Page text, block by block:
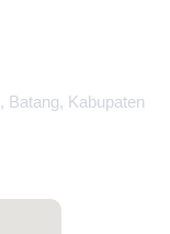
Batang, Kabupaten